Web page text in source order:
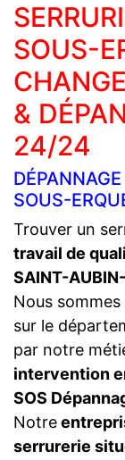
SOUS-
&
24/24
SOUS-
Trouver un
travail de
SAINT-
Nous
sur le
par notre
intervention
SOS
Notre
serrurerie